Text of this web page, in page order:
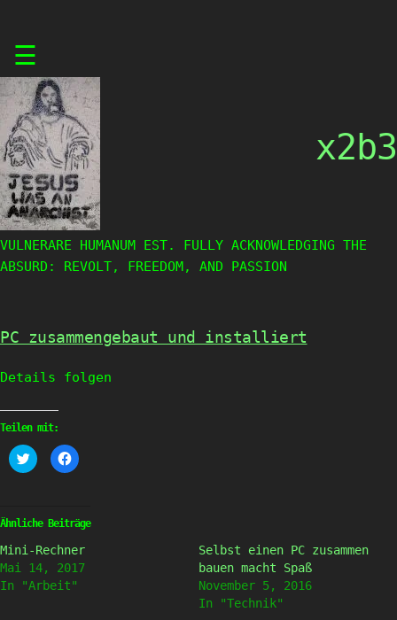
content
☰
x2b3
VULNERARE HUMANUM EST. FULLY ACKNOWLEDGING THE
ABSURD: REVOLT, FREEDOM, AND PASSION
PC zusammengebaut und installiert
Details folgen
Teilen mit:
Klick,
um
(Wird
in
Fenster
geöffnet)
Klick,
um
(Wird
in
Fenster
geöffnet)
Ähnliche Beiträge
Mini-Rechner
Mai 14, 2017
In "Arbeit"
Selbst einen PC zusammen
bauen macht Spaß
November 5, 2016
In "Technik"